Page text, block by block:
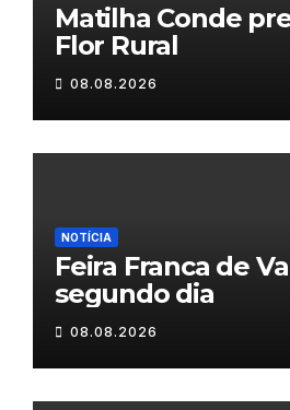
Matilha Conde
Flor Rural
08.08.2026
NOTÍCIA
Feira Franca de
segundo dia
08.08.2026